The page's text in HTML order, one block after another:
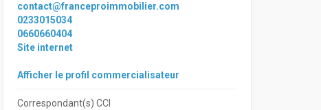
contact@franceproimmobilier.com
0233015034
0660660404
Site internet
Afficher le profil commercialisateur
Correspondant(s) CCI